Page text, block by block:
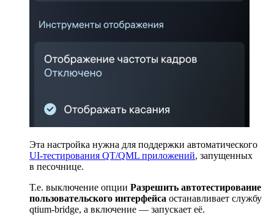
Эта настройка нужна для поддержки автоматического
UI-тестирования QT/QML приложений, запущенных
в песочнице.
Т.е. выключение опции Разрешить автотестирование
пользовательского интерфейса останавливает службу
qtium-bridge, а включение — запускает её.